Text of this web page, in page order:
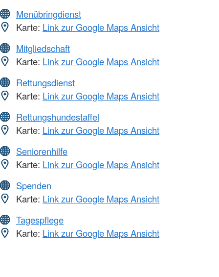
Menübringdienst
Karte: Link zur Google Maps Ansicht
Mitgliedschaft
Karte: Link zur Google Maps Ansicht
Rettungsdienst
Karte: Link zur Google Maps Ansicht
Rettungshundestaffel
Karte: Link zur Google Maps Ansicht
Seniorenhilfe
Karte: Link zur Google Maps Ansicht
Spenden
Karte: Link zur Google Maps Ansicht
Tagespflege
Karte: Link zur Google Maps Ansicht